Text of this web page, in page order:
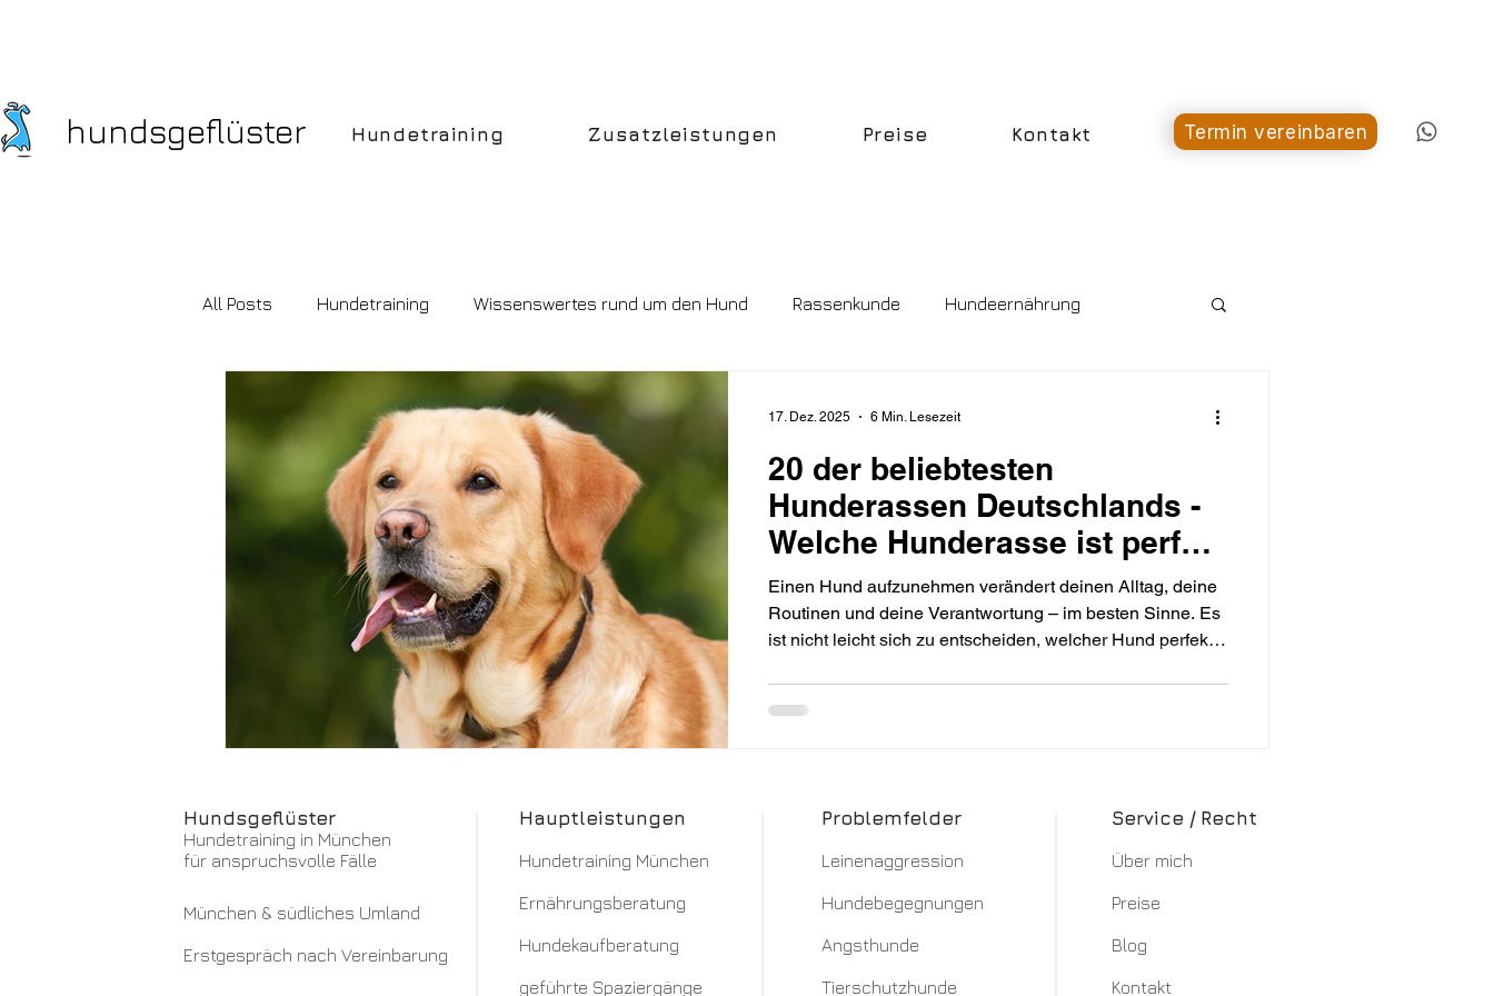
hundsgeflüster Hundetraining Zusatzleistungen Preise Kontakt Termin vereinbaren
All Posts Hundetraining Wissenswertes rund um den Hund Rassenkunde Hundeernährung
20 der beliebtesten
Hunderassen Deutschlands -
Welche Hunderasse ist perfekt
für dich?
Einen Hund aufzunehmen verändert deinen Alltag, deine
Routinen und deine Verantwortung – im besten Sinne. Es
ist nicht leicht sich zu entscheiden, welcher Hund perfekt
der beliebtesten Hunderassen Deutschlands.
17. Dez. 2025 6 Min. Lesezeit
Hundsgeflüster
Hundetraining in München
für anspruchsvolle Fälle
München & südliches Umland
Erstgespräch nach Vereinbarung
Hauptleistungen
Hundetraining München​
Ernährungsberatung
Hundekaufberatung
geführte Spaziergänge
Problemfelder
Leinenaggression​
Hundebegegnungen
Angsthunde
Tierschutzhunde
Service / Recht
Über mich​
Preise
Blog
Kontakt